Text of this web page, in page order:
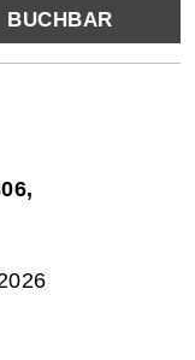
BUCHBAR